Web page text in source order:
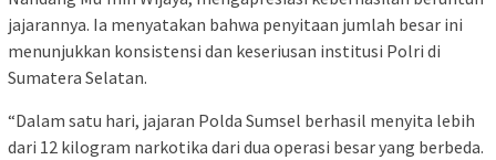
jajarannya. Ia menyatakan bahwa penyitaan jumlah besar ini
menunjukkan konsistensi dan keseriusan institusi Polri di
Sumatera Selatan.
“Dalam satu hari, jajaran Polda Sumsel berhasil menyita lebih
dari 12 kilogram narkotika dari dua operasi besar yang berbeda.